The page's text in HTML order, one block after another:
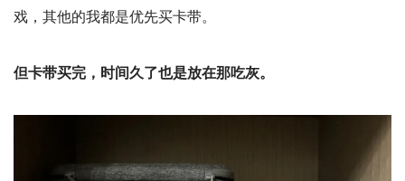
戏，其他的我都是优先买卡带。
但卡带买完，时间久了也是放在那吃灰。